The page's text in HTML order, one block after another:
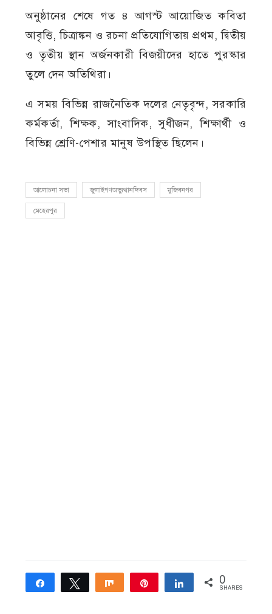
অনুষ্ঠানের শেষে গত ৪ আগস্ট আয়োজিত কবিতা
আবৃত্তি, চিত্রাঙ্কন ও রচনা প্রতিযোগিতায় প্রথম, দ্বিতীয়
ও তৃতীয় স্থান অর্জনকারী বিজয়ীদের হাতে পুরস্কার
তুলে দেন অতিথিরা।
এ সময় বিভিন্ন রাজনৈতিক দলের নেতৃবৃন্দ, সরকারি
কর্মকর্তা, শিক্ষক, সাংবাদিক, সুধীজন, শিক্ষার্থী ও
বিভিন্ন শ্রেণি-পেশার মানুষ উপস্থিত ছিলেন।
আলোচনা সভা জুলাইগণঅভ্যুত্থানদিবস মুজিবনগর
মেহেরপুর
Share Tweet Share Share 0
SHARES